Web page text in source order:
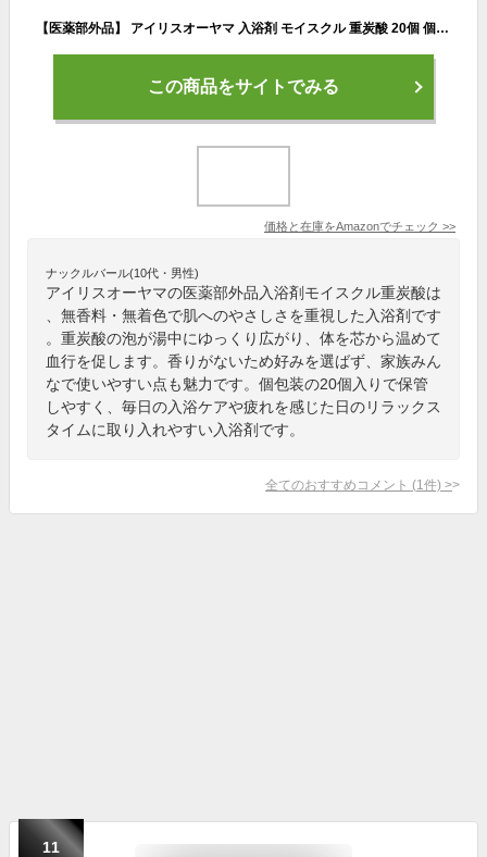
【医薬部外品】 アイリスオーヤマ 入浴剤 モイスクル 重炭酸 20個 個包装 無香料 無着色
この商品をサイトでみる
価格と在庫をAmazonでチェック >>
ナックルバール(10代・男性)
アイリスオーヤマの医薬部外品入浴剤モイスクル重炭酸は
、無香料・無着色で肌へのやさしさを重視した入浴剤です
。重炭酸の泡が湯中にゆっくり広がり、体を芯から温めて
血行を促します。香りがないため好みを選ばず、家族みん
なで使いやすい点も魅力です。個包装の20個入りで保管
しやすく、毎日の入浴ケアや疲れを感じた日のリラックス
タイムに取り入れやすい入浴剤です。
全てのおすすめコメント (1 件) >
11